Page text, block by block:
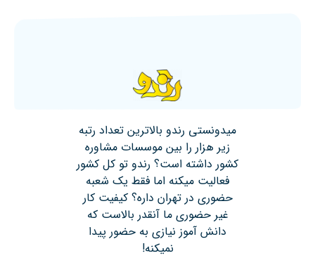
میدونستی رندو بالاترین تعداد رتبه
زیر هزار را بین موسسات مشاوره
کشور داشته است؟ رندو تو کل کشور
فعالیت میکنه اما فقط یک شعبه
حضوری در تهران داره؟ کیفیت کار
غیر حضوری ما آنقدر بالاست که
دانش آموز نیازی به حضور پیدا
نمیکنه!